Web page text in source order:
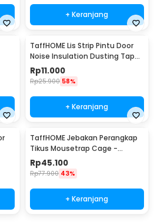
+ Keranjang
TaffHOME Lis Strip Pintu Door
Noise Insulation Dusting Tape
5Mx9mmx9mm - KK-061
Rp11.000
Rp25.900 58%
+ Keranjang
TaffHOME Jebakan Perangkap
Tikus Mousetrap Cage -
HU1999
Rp45.100
Rp77.900 43%
+ Keranjang